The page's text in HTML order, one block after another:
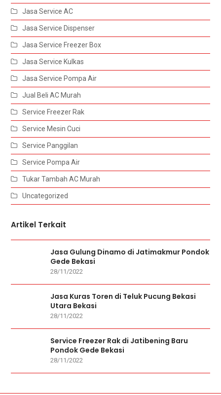
Jasa Service AC
Jasa Service Dispenser
Jasa Service Freezer Box
Jasa Service Kulkas
Jasa Service Pompa Air
Jual Beli AC Murah
Service Freezer Rak
Service Mesin Cuci
Service Panggilan
Service Pompa Air
Tukar Tambah AC Murah
Uncategorized
Artikel Terkait
Jasa Gulung Dinamo di Jatimakmur Pondok
Gede Bekasi
28/11/2022
Jasa Kuras Toren di Teluk Pucung Bekasi
Utara Bekasi
28/11/2022
Service Freezer Rak di Jatibening Baru
Pondok Gede Bekasi
28/11/2022